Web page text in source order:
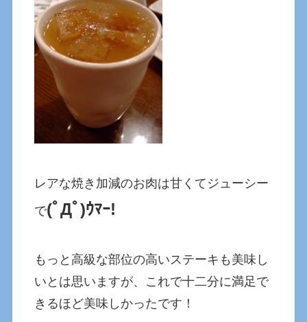
レアな焼き加減のお肉は甘くてジューシー
で(ﾟДﾟ)ｳﾏｰ!
もっと高級な部位の高いステーキも美味し
いとは思いますが、これで十二分に満足で
きるほど美味しかったです！